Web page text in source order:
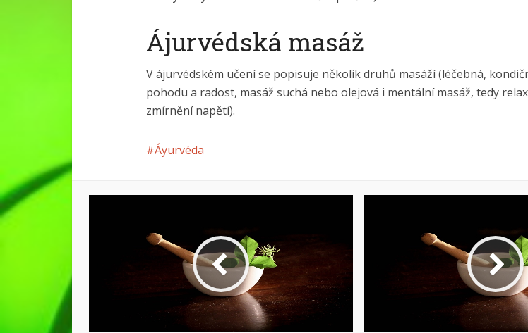
Ájurvédská masáž
V ájurvédském učení se popisuje několik druhů masáží (léčebná,
pohodu a radost, masáž suchá nebo olejová i mentální masáž, tedy
zmírnění napětí).
Áyurvéda